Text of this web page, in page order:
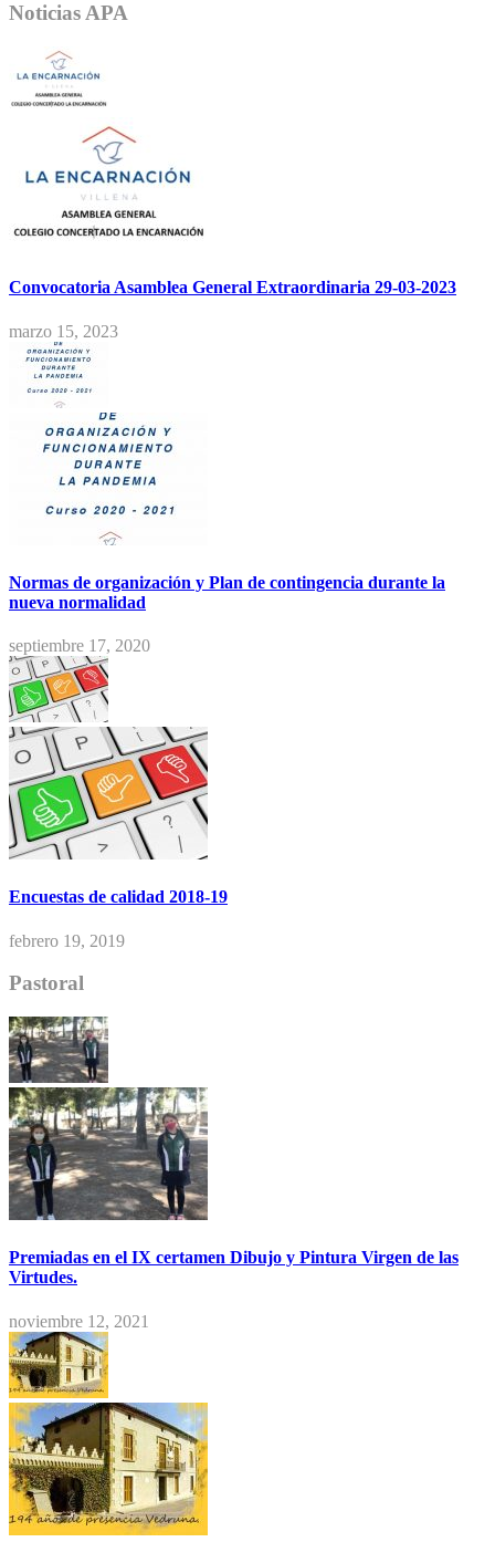
Noticias APA
Convocatoria Asamblea General Extraordinaria 29-03-2023
marzo 15, 2023
Normas de organización y Plan de contingencia durante la
nueva normalidad
septiembre 17, 2020
Encuestas de calidad 2018-19
febrero 19, 2019
Pastoral
Premiadas en el IX certamen Dibujo y Pintura Virgen de las
Virtudes.
noviembre 12, 2021